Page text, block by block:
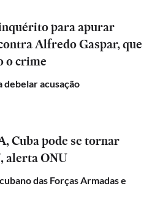
para apurar
Alfredo Gaspar, que
o crime
debelar acusação
Cuba pode se tornar
alerta ONU
das Forças Armadas e